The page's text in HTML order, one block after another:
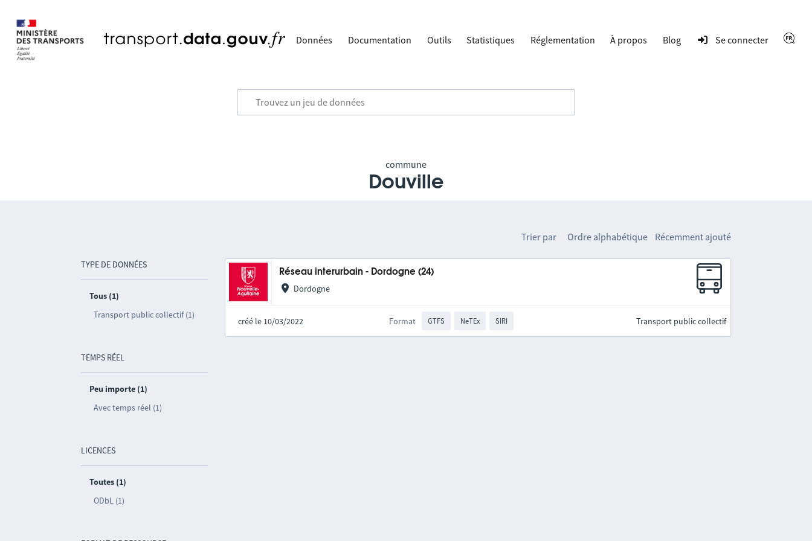
Données Documentation Outils Statistiques Réglementation À propos Blog Se connecter
commune
Douville
TYPE DE DONNÉES
Tous (1)
Transport public collectif (1)
TEMPS RÉEL
Peu importe (1)
Avec temps réel (1)
LICENCES
Toutes (1)
ODbL (1)
Trier par Ordre alphabétique Récemment ajouté
Réseau interurbain - Dordogne (24)
Dordogne
créé le 10/03/2022 Format GTFS NeTEx SIRI Transport public collectif